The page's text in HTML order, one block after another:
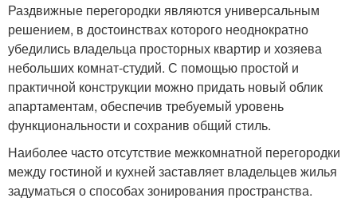
Раздвижные перегородки являются универсальным
решением, в достоинствах которого неоднократно
убедились владельца просторных квартир и хозяева
небольших комнат-студий. С помощью простой и
практичной конструкции можно придать новый облик
апартаментам, обеспечив требуемый уровень
функциональности и сохранив общий стиль.
Наиболее часто отсутствие межкомнатной перегородки
между гостиной и кухней заставляет владельцев жилья
задуматься о способах зонирования пространства.